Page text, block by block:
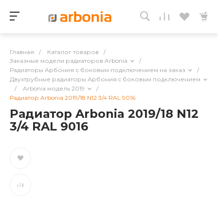
Главная / Каталог товаров
/
Заказные модели радиаторов Arbonia
/
Радиаторы Арбония с боковым подключением на заказ
/
Двухтрубные радиаторы Арбония c боковым подключением
/
Arbonia модель 2019
/
Радиатор Arbonia 2019/18 N12 3/4 RAL 9016
Радиатор Arbonia 2019/18 N12
3/4 RAL 9016